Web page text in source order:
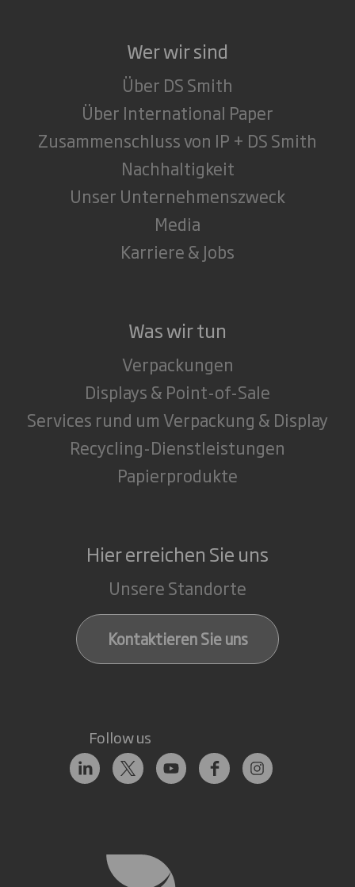
Wer wir sind
Über DS Smith
Über International Paper
Zusammenschluss von IP + DS Smith
Nachhaltigkeit
Unser Unternehmenszweck
Media
Karriere & Jobs
Was wir tun
Verpackungen
Displays & Point-of-Sale
Services rund um Verpackung & Display
Recycling-Dienstleistungen
Papierprodukte
Hier erreichen Sie uns
Unsere Standorte
Kontaktieren Sie uns
Follow us